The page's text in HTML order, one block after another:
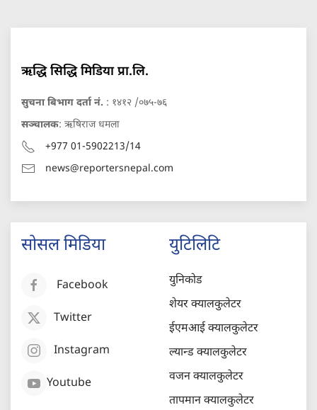
ऋद्धि सिद्धि मिडिया प्रा.लि.
सुचना बिभाग दर्ता नं. : १४१२ /०७५-७६
सञ्चालक: ऋषिराज धमला
+977 01-5902213/14
news@reportersnepal.com
सोसल मिडिया
Facebook
Twitter
Instagram
Youtube
युटिलिटि
युनिकोड
शेयर क्यालकुलेटर
ईएमआई क्यालकुलेटर
ल्यान्ड क्यालकुलेटर
वजन क्यालकुलेटर
तापमान क्यालकुलेटर